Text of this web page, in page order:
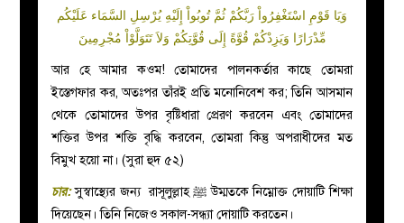
وَيَا قَوْمِ اسْتَغْفِرُواْ رَبَّكُمْ ثُمَّ تُوبُواْ إِلَيْهِ يُرْسِلِ السَّمَاء عَلَيْكُم
مِّدْرَارًا وَيَزِدْكُمْ قُوَّةً إِلَى قُوَّتِكُمْ وَلاَ تَتَوَلَّوْاْ مُجْرِمِينَ
আর হে আমার কওম! তোমাদের পালনকর্তার কাছে তোমরা
ইস্তেগফার কর, অতঃপর তাঁরই প্রতি মনোনিবেশ কর; তিনি আসমান
থেকে তোমাদের উপর বৃষ্টিধারা প্রেরণ করবেন এবং তোমাদের
শক্তির উপর শক্তি বৃদ্ধি করবেন, তোমরা কিন্তু অপরাধীদের মত
বিমুখ হয়ো না। (সুরা হুদ ৫২)
চার:সুস্বাস্থ্যের জন্য রাসূলুল্লাহﷺ উম্মতকে নিম্নোক্ত দোয়াটি শিক্ষা
দিয়েছেন। তিনি নিজেও সকাল-সন্ধ্যা দোয়াটি করতেন।